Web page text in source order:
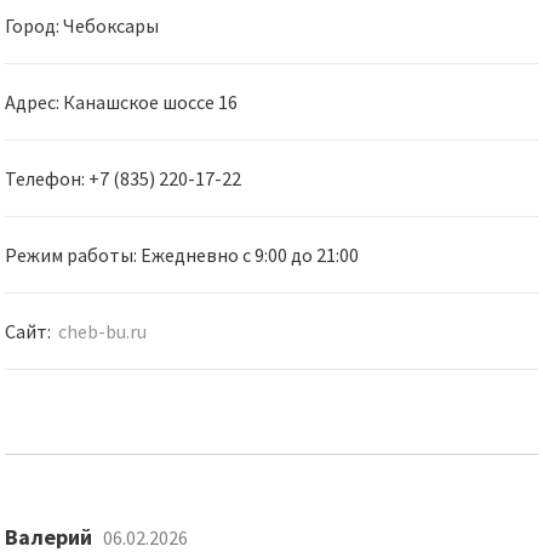
Город: Чебоксары
Адрес: Канашское шоссе 16
Телефон: +7 (835) 220-17-22
Режим работы: Ежедневно с 9:00 до 21:00
Сайт: cheb-bu.ru
Валерий 06.02.2026